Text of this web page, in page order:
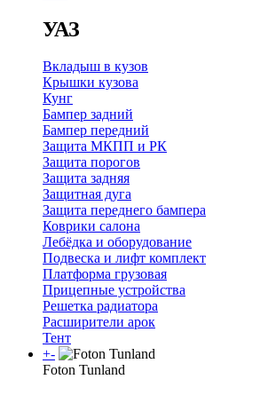
УАЗ
Вкладыш в кузов
Крышки кузова
Кунг
Бампер задний
Бампер передний
Защита МКПП и РК
Защита порогов
Защита задняя
Защитная дуга
Защита переднего бампера
Коврики салона
Лебёдка и оборудование
Подвеска и лифт комплект
Платформа грузовая
Прицепные устройства
Решетка радиатора
Расширители арок
Тент
+-
Foton Tunland